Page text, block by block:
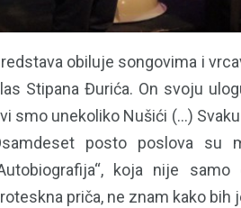
obiluje songovima i
Stipana Đurića. On svoju
smo unekoliko Nušići (...)
posto poslova su
koja nije
priča, ne znam kako bih